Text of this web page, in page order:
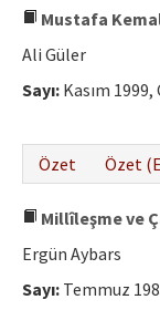
Mustafa
Ali Güler
Sayı: Kasım 1999,
Özet
Özet
Millîleşme ve
Ergün Aybars
Sayı: Temmuz